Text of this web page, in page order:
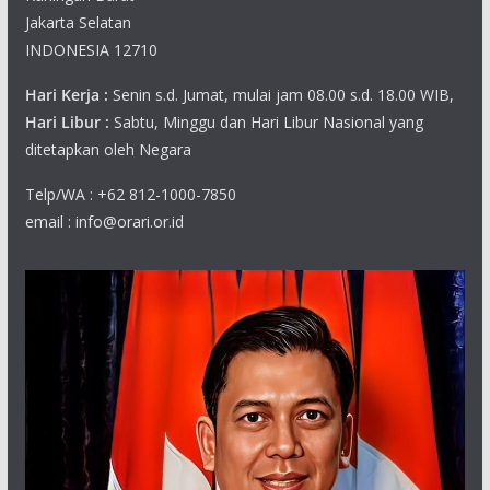
Jakarta Selatan
INDONESIA 12710
Hari Kerja : Senin s.d. Jumat, mulai jam 08.00 s.d. 18.00 WIB,
Hari Libur : Sabtu, Minggu dan Hari Libur Nasional yang
ditetapkan oleh Negara
Telp/WA : +62 812-1000-7850
email : info@orari.or.id